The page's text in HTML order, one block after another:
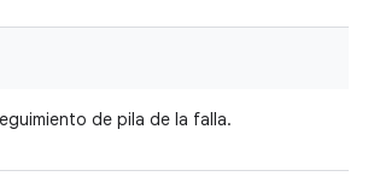
de pila de la falla.